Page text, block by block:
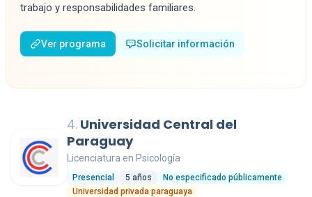
trabajo y responsabilidades familiares.
Ver programa Solicitar información
4. Universidad Central del
Paraguay
Licenciatura en Psicología
Presencial 5 años
No especificado públicamente
Universidad privada paraguaya